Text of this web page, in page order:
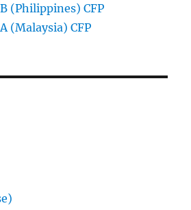
(Philippines) CFP
(Malaysia) CFP